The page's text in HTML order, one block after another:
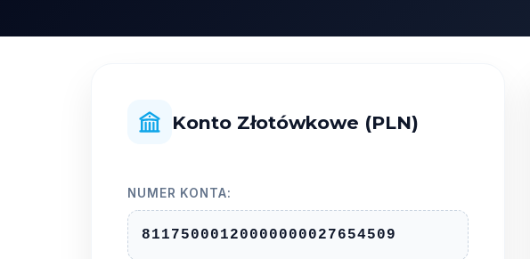
Konto Złotówkowe (PLN)
NUMER KONTA:
81175000120000000027654509